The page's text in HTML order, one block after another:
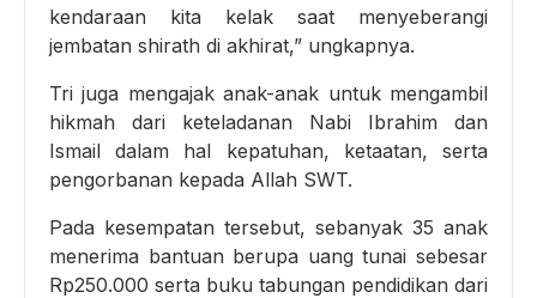
kendaraan kita kelak saat menyeberangi
jembatan shirath di akhirat,” ungkapnya.
Tri juga mengajak anak-anak untuk mengambil
hikmah dari keteladanan Nabi Ibrahim dan
Ismail dalam hal kepatuhan, ketaatan, serta
pengorbanan kepada Allah SWT.
Pada kesempatan tersebut, sebanyak 35 anak
menerima bantuan berupa uang tunai sebesar
Rp250.000 serta buku tabungan pendidikan dari